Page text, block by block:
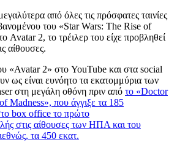
από όλες τις πρόσφατες ταινίες
του «Star Wars: The Rise of
Avatar 2, το τρέιλερ του είχε προβληθεί
ις αίθουσες.
«Avatar 2» στο YouTube και στα social
ως είναι ευνόητο τα εκατομμύρια των
στη μεγάλη οθόνη πριν από το «Doctor
Madness», που άγγιξε τα 185
box office το πρώτο
στις αίθουσες των ΗΠΑ και του
τα 450 εκατ.